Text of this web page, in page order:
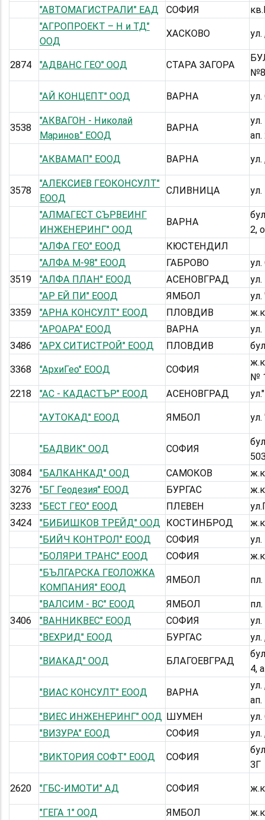
"АВТОМАГИСТРАЛИ" ЕАД СОФИЯ
"АГРОПРОЕКТ – Н и ТД"
ООД
ХАСКОВО ул.
2874 "АДВАНС ГЕО" ООД СТАРА ЗАГОРА
"АЙ КОНЦЕПТ" ООД ВАРНА
3538
"АКВАГОН - Николай
Маринов" ЕООД
ВАРНА
ап.
"АКВАМАП" ЕООД ВАРНА ул.
3578
"АЛЕКСИЕВ ГЕОКОНСУЛТ"
ЕООД
СЛИВНИЦА
"АЛМАГЕСТ СЪРВЕИНГ
ИНЖЕНЕРИНГ" ООД
ВАРНА
2,
"АЛФА ГЕО" ЕООД
КЮСТЕНДИЛ
"АЛФА М-98" ЕООД
ГАБРОВО
3519
"АЛФА ПЛАН" ЕООД АСЕНОВГРАД
"АР ЕЙ ПИ" ЕООД
ЯМБОЛ
3359
"АРНА КОНСУЛТ" ЕООД ПЛОВДИВ
"АРОАРА" ЕООД
ВАРНА
3486
"АРХ СИТИСТРОЙ" ЕООД ПЛОВДИВ
3368 "АрхиГео" ЕООД СОФИЯ
№
2218
"АС - КАДАСТЪР" ЕООД АСЕНОВГРАД
"АУТОКАД" ЕООД ЯМБОЛ
"БАДВИК" ООД СОФИЯ
3084
"БАЛКАНКАД" ООД САМОКОВ
3276
"БГ Геодезия" ЕООД БУРГАС
3233
"БЕСТ ГЕО" ЕООД ПЛЕВЕН
3424
"БИБИШКОВ ТРЕЙД" ООД КОСТИНБРОД
"БИЙЧ КОНТРОЛ" ЕООД
СОФИЯ
"БОЛЯРИ ТРАНС" ЕООД
СОФИЯ
"БЪЛГАРСКА ГЕОЛОЖКА
КОМПАНИЯ" ЕООД
ЯМБОЛ
"ВАЛСИМ - ВС" ЕООД ЯМБОЛ
3406
"ВАННИКВЕС" ЕООД СОФИЯ
"ВЕХРИД" ЕООД
БУРГАС
"ВИАКАД" ООД БЛАГОЕВГРАД
4,
"ВИАС КОНСУЛТ" ЕООД ВАРНА
ул.
ап.
"ВИЕС ИНЖЕНЕРИНГ" ООД ШУМЕН
"ВИЗУРА" ЕООД
СОФИЯ
"ВИКТОРИЯ СОФТ" ЕООД СОФИЯ
3Г
2620 "ГБС-ИМОТИ" АД СОФИЯ
"ГЕГА 1" ООД ЯМБОЛ